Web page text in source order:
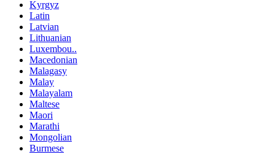
Kyrgyz
Latin
Latvian
Lithuanian
Luxembou..
Macedonian
Malagasy
Malay
Malayalam
Maltese
Maori
Marathi
Mongolian
Burmese